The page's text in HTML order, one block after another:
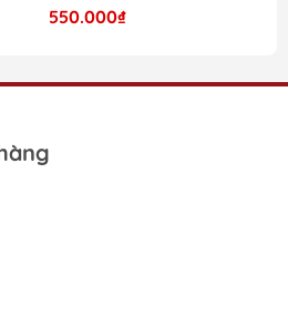
Retro với độ chi tiết cao.
( Low Energy ), 2.4G
số 18 nút, Kailh Box Switch
550.000₫